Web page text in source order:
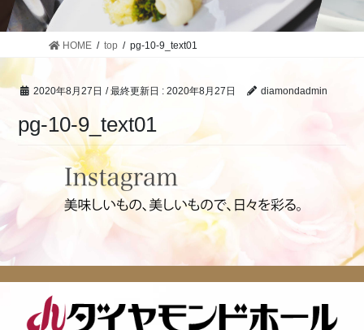
HOME top pg-10-9_text01
2020年8月27日 / 最終更新日 :2020年8月27日 diamondadmin
pg-10-9_text01